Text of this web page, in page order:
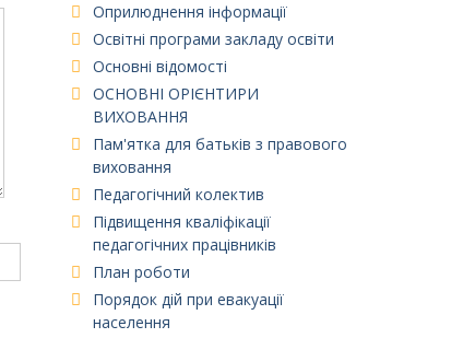
Оприлюднення інформації
Освітні програми закладу освіти
Основні відомості
ОСНОВНІ ОРІЄНТИРИ
ВИХОВАННЯ
Пам'ятка для батьків з правового
виховання
Педагогічний колектив
Підвищення кваліфікації
педагогічних працівників
План роботи
Порядок дій при евакуації
населення